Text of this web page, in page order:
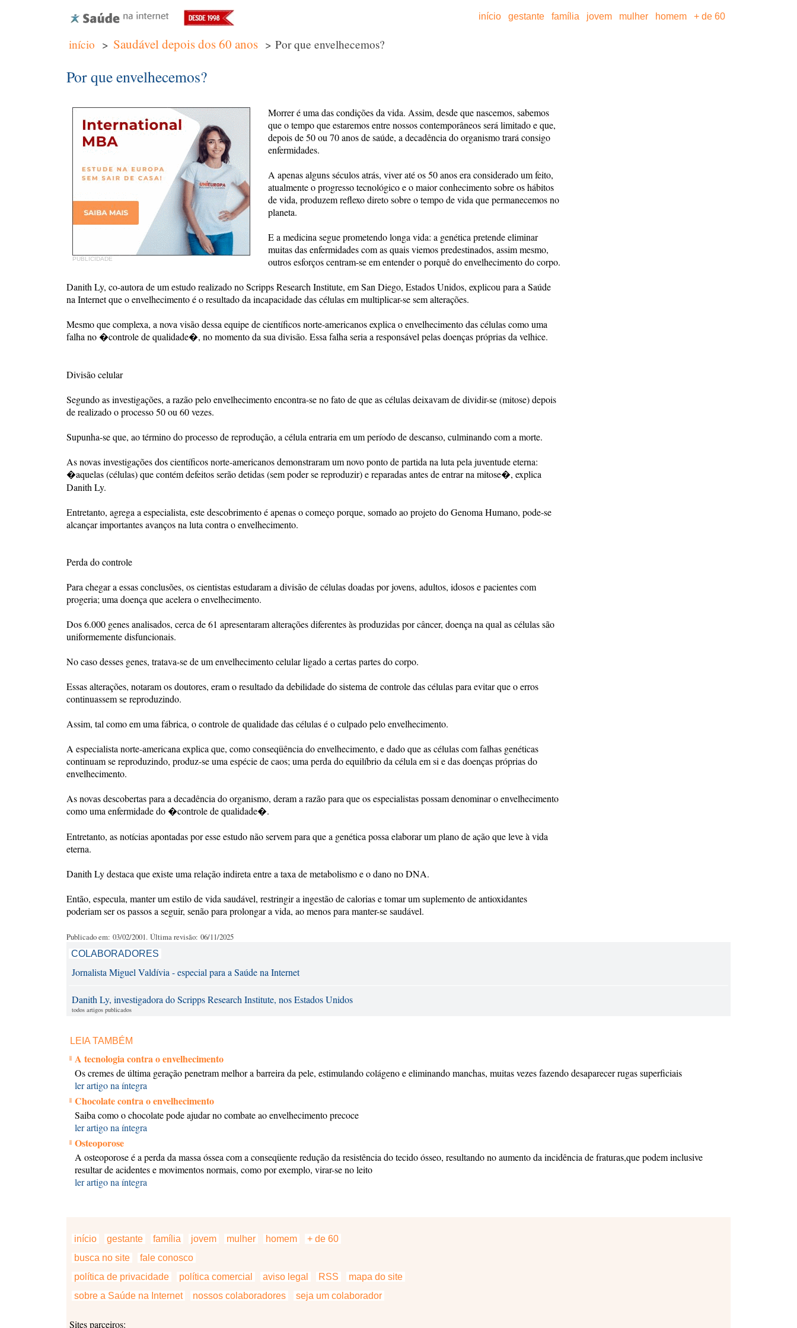
início gestante família jovem mulher homem + de 60
início > Saudável depois dos 60 anos > Por que envelhecemos?
Por que envelhecemos?
PUBLICIDADE
Morrer é uma das condições da vida. Assim, desde que nascemos, sabemos
que o tempo que estaremos entre nossos contemporâneos será limitado e que,
depois de 50 ou 70 anos de saúde, a decadência do organismo trará consigo
enfermidades.
A apenas alguns séculos atrás, viver até os 50 anos era considerado um feito,
atualmente o progresso tecnológico e o maior conhecimento sobre os hábitos
de vida, produzem reflexo direto sobre o tempo de vida que permanecemos no
planeta.
E a medicina segue prometendo longa vida: a genética pretende eliminar
muitas das enfermidades com as quais viemos predestinados, assim mesmo,
outros esforços centram-se em entender o porquê do envelhecimento do corpo.
Danith Ly, co-autora de um estudo realizado no Scripps Research Institute, em San Diego, Estados Unidos, explicou para a Saúde
na Internet que o envelhecimento é o resultado da incapacidade das células em multiplicar-se sem alterações.
Mesmo que complexa, a nova visão dessa equipe de científicos norte-americanos explica o envelhecimento das células como uma
falha no �controle de qualidade�, no momento da sua divisão. Essa falha seria a responsável pelas doenças próprias da velhice.
Divisão celular
Segundo as investigações, a razão pelo envelhecimento encontra-se no fato de que as células deixavam de dividir-se (mitose) depois
de realizado o processo 50 ou 60 vezes.
Supunha-se que, ao término do processo de reprodução, a célula entraria em um período de descanso, culminando com a morte.
As novas investigações dos científicos norte-americanos demonstraram um novo ponto de partida na luta pela juventude eterna:
�aquelas (células) que contém defeitos serão detidas (sem poder se reproduzir) e reparadas antes de entrar na mitose�, explica
Danith Ly.
Entretanto, agrega a especialista, este descobrimento é apenas o começo porque, somado ao projeto do Genoma Humano, pode-se
alcançar importantes avanços na luta contra o envelhecimento.
Perda do controle
Para chegar a essas conclusões, os cientistas estudaram a divisão de células doadas por jovens, adultos, idosos e pacientes com
progeria; uma doença que acelera o envelhecimento.
Dos 6.000 genes analisados, cerca de 61 apresentaram alterações diferentes às produzidas por câncer, doença na qual as células são
uniformemente disfuncionais.
No caso desses genes, tratava-se de um envelhecimento celular ligado a certas partes do corpo.
Essas alterações, notaram os doutores, eram o resultado da debilidade do sistema de controle das células para evitar que o erros
continuassem se reproduzindo.
Assim, tal como em uma fábrica, o controle de qualidade das células é o culpado pelo envelhecimento.
A especialista norte-americana explica que, como conseqüência do envelhecimento, e dado que as células com falhas genéticas
continuam se reproduzindo, produz-se uma espécie de caos; uma perda do equilíbrio da célula em si e das doenças próprias do
envelhecimento.
As novas descobertas para a decadência do organismo, deram a razão para que os especialistas possam denominar o envelhecimento
como uma enfermidade do �controle de qualidade�.
Entretanto, as notícias apontadas por esse estudo não servem para que a genética possa elaborar um plano de ação que leve à vida
eterna.
Danith Ly destaca que existe uma relação indireta entre a taxa de metabolismo e o dano no DNA.
Então, especula, manter um estilo de vida saudável, restringir a ingestão de calorias e tomar um suplemento de antioxidantes
poderiam ser os passos a seguir, senão para prolongar a vida, ao menos para manter-se saudável.
Publicado em: 03/02/2001. Última revisão: 06/11/2025
COLABORADORES
Jornalista Miguel Valdívia - especial para a Saúde na Internet
Danith Ly, investigadora do Scripps Research Institute, nos Estados Unidos
todos artigos publicados
LEIA TAMBÉM
A tecnologia contra o envelhecimento
Os cremes de última geração penetram melhor a barreira da pele, estimulando colágeno e eliminando manchas, muitas vezes fazendo desaparecer rugas superficiais
ler artigo na íntegra
Chocolate contra o envelhecimento
Saiba como o chocolate pode ajudar no combate ao envelhecimento precoce
ler artigo na íntegra
Osteoporose
A osteoporose é a perda da massa óssea com a conseqüente redução da resistência do tecido ósseo, resultando no aumento da incidência de fraturas,que podem inclusive
resultar de acidentes e movimentos normais, como por exemplo, virar-se no leito
ler artigo na íntegra
início gestante família jovem mulher homem
+ de 60
busca no site
fale conosco
política de privacidade
política comercial aviso legal RSS
mapa do site
sobre a Saúde na Internet
nossos colaboradores seja um colaborador
Sites parceiros: